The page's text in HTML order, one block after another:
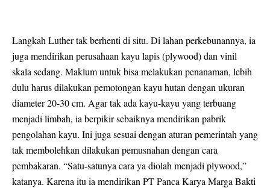
Langkah Luther tak berhenti di situ. Di lahan perkebunannya, ia
juga mendirikan perusahaan kayu lapis (plywood) dan vinil
skala sedang. Maklum untuk bisa melakukan penanaman, lebih
dulu harus dilakukan pemotongan kayu hutan dengan ukuran
diameter 20-30 cm. Agar tak ada kayu-kayu yang terbuang
menjadi limbah, ia berpikir sebaiknya mendirikan pabrik
pengolahan kayu. Ini juga sesuai dengan aturan pemerintah yang
tak membolehkan dilakukan pemusnahan dengan cara
pembakaran. “Satu-satunya cara ya diolah menjadi plywood,”
katanya. Karena itu ia mendirikan PT Panca Karya Marga Bakti